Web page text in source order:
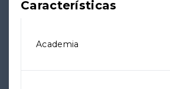
Características
Academia